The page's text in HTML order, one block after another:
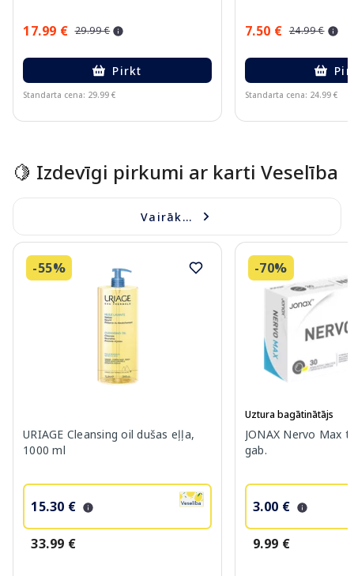
17.99 € 29.99 €
Pirkt
Standarta cena: 29.99 €
7.50 € 24.99 €
Standarta cena: 24.99 €
🍋 Izdevīgi pirkumi ar karti Veselība
Vairāk...
-55%
URIAGE Cleansing oil dušas eļļa,
1000 ml
15.30 €
33.99 €
-70%
Uztura bagātinātājs
JONAX Nervo Max
gab.
3.00 €
9.99 €